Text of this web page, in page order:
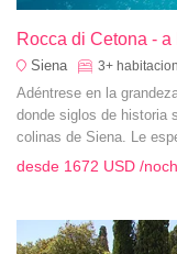
Rocca di Cetona -
Siena 3+
Adéntrese en la
donde siglos de historia
colinas de Siena. Le
excepcional.
desde 1672 USD /